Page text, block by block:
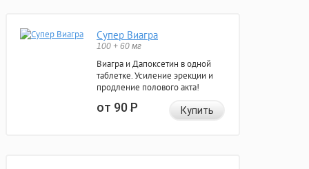
Супер Виагра
100 + 60 мг
Виагра и Дапоксетин в одной
таблетке. Усиление эрекции и
продление полового акта!
от 90Р Купить